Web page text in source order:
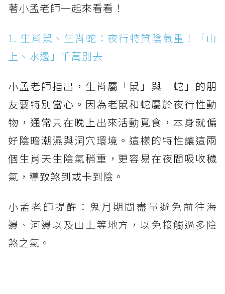
著小孟老師一起來看看！
1. 生肖鼠、生肖蛇：夜行特質陰氣重！「山
上、水邊」千萬別去
小孟老師指出，生肖屬「鼠」與「蛇」的朋
友要特別當心。因為老鼠和蛇屬於夜行性動
物，通常只在晚上出來活動覓食，本身就偏
好陰暗潮濕與洞穴環境。這樣的特性讓這兩
個生肖天生陰氣稍重，更容易在夜間吸收穢
氣，導致煞到或卡到陰。
小孟老師提醒：鬼月期間盡量避免前往海
邊、河邊以及山上等地方，以免接觸過多陰
煞之氣。